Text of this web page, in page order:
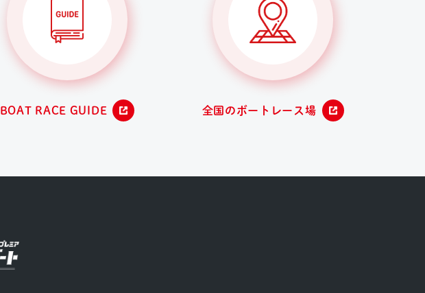
BOAT RACE GUIDE 全国のボートレース場